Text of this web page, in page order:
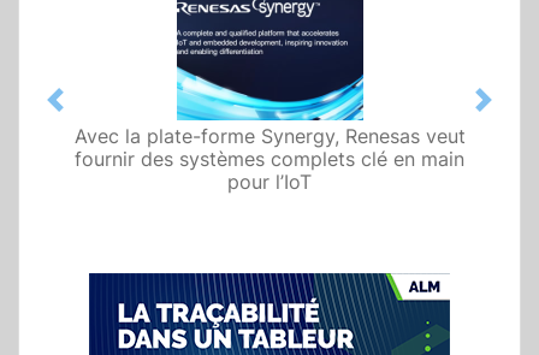
Avec la plate-forme Synergy, Renesas veut
fournir des systèmes complets clé en main
pour l’IoT
Previous Next